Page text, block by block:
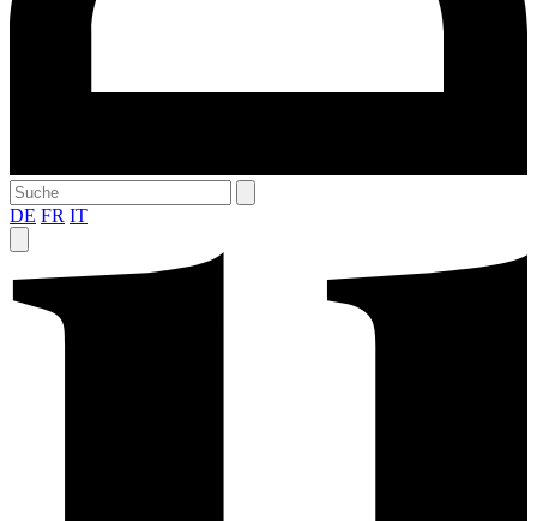
DE FR IT